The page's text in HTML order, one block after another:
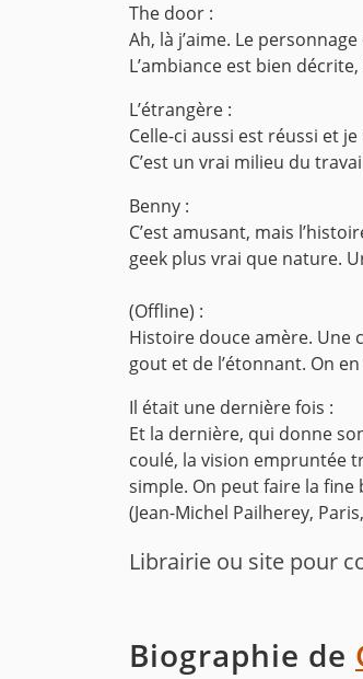
The door :
Ah, là j’aime. Le
L’ambiance est bien
L’étrangère :
Celle-ci aussi est réussi et
C’est un vrai milieu du
Benny :
C’est amusant, mais
geek plus vrai que nature.
(Offline) :
Histoire douce amère. Une
gout et de l’étonnant. On
Il était une dernière fois :
Et la dernière, qui donne
coulé, la vision empruntée
simple. On peut faire la
(Jean-Michel Pailherey,
Librairie ou site pour
Biographie de